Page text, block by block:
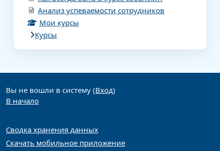
Анализ успеваемости сотрудников
Мои курсы
Курсы
Дополнительные блоки
Вы не вошли в систему (Вход)
В начало
Сводка хранения данных
Скачать мобильное приложение